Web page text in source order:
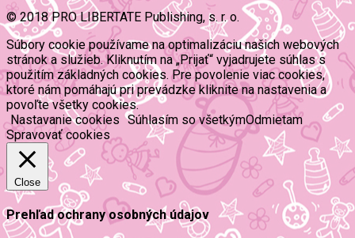
© 2018 PRO LIBERTATE Publishing, s. r. o.
Súbory cookie používame na optimalizáciu našich webových
stránok a služieb. Kliknutím na „Prijať“ vyjadrujete súhlas s
použitím základných cookies. Pre povolenie viac cookies,
ktoré nám pomáhajú pri prevádzke kliknite na nastavenia a
povoľte všetky cookies.
Nastavanie cookies Súhlasím so všetkýmOdmietam
Spravovať cookies
Close
Prehľad ochrany osobných údajov